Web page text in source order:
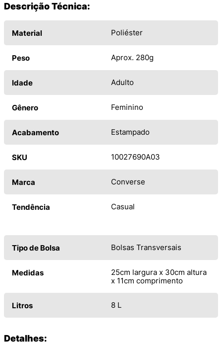
Descrição Técnica:
Material Poliéster
Peso Aprox. 280g
Idade Adulto
Gênero Feminino
Acabamento Estampado
SKU 10027690A03
Marca Converse
Tendência Casual
Tipo de Bolsa Bolsas Transversais
Medidas
25cm largura x 30cm altura
x 11cm comprimento
Litros 8 L
Detalhes: